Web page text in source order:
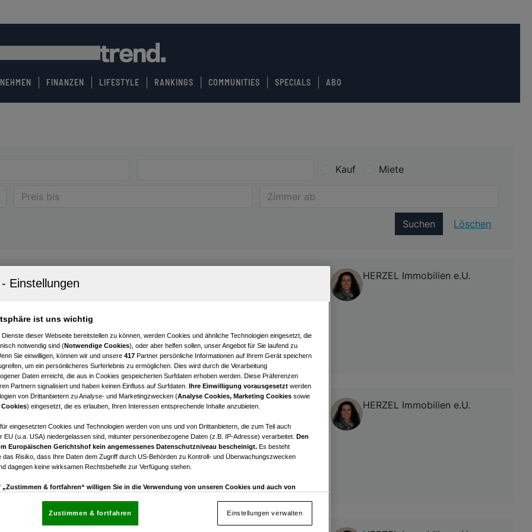
FINANZEN LIFESTYLE RANKINGS COMMUNITIES SPECIALS ABO
Kauf Miete
Suchen Löschen
auf zwei Ebenen mit idealer Anbindung Nahe
€ 14.552,06
Nettomiete
HERZEL Immobilien e.U.
€ 8.624,84
Nettomiete
HERZEL Immobilien e.U.
ist uns wichtig
Dienste dieser Webseite bereitstellen zu können, werden Cookies und ähnliche Technologien eingesetzt, die
notwendig sind (Notwendige Cookies), oder aber helfen sollen, unser Angebot für Sie laufend zu
Sie einwilligen, können wir und unsere 417 Partner persönliche Informationen auf Ihrem Gerät speichern
um ein persönlicheres Surferlebnis zu ermöglichen. Dies wird durch die Verarbeitung
Daten erreicht, die aus in Cookies gespeicherten Surfdaten erhoben werden. Diese Präferenzen
Partnern signalisiert und haben keinen Einfluss auf Surfdaten. Ihre Einwilligung vorausgesetzt werden
von Drittanbietern zu Analyse- und Marketingzwecken (Analyse Cookies, Marketing Cookies sowie
) eingesetzt, die es erlauben, Ihren Interessen entsprechende Inhalte anzubieten.
eingesetzten Cookies und Technologien werden von uns und von Drittanbietern, die zum Teil auch
EU (u.a. USA) niedergelassen sind, mitunter personenbezogene Daten (z.B. IP-Adresse) verarbeitet. Den
Europäischen Gerichtshof kein angemessenes Datenschutzniveau bescheinigt. Es besteht
das Risiko, dass Ihre Daten dem Zugriff durch US-Behörden zu Kontroll- und Überwachungszwecken
dagegen keine wirksamen Rechtsbehelfe zur Verfügung stehen.
„Zustimmen & fortfahren“ willigen Sie in die Verwendung von unseren Cookies und auch von
die sich auf jeder Seite unten im Footer befinden.
Einstellungen verwalten
Zustimmen & fortfahren